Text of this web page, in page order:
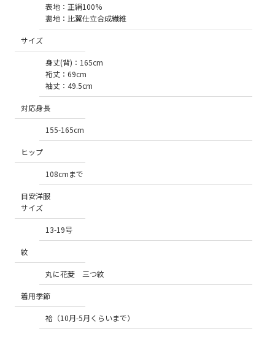
表地：正絹100%
裏地：比翼仕立合成繊維
サイズ
身丈(背)：165cm
裄丈：69cm
袖丈：49.5cm
対応身長
155-165cm
ヒップ
108cmまで
目安洋服
サイズ
13-19号
紋
丸に花菱 三つ紋
着用季節
袷（10月-5月くらいまで）